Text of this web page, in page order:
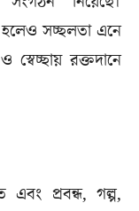
হলেও সচ্ছলতা এনে
রক্তদানে
প্রবন্ধ, গল্প,